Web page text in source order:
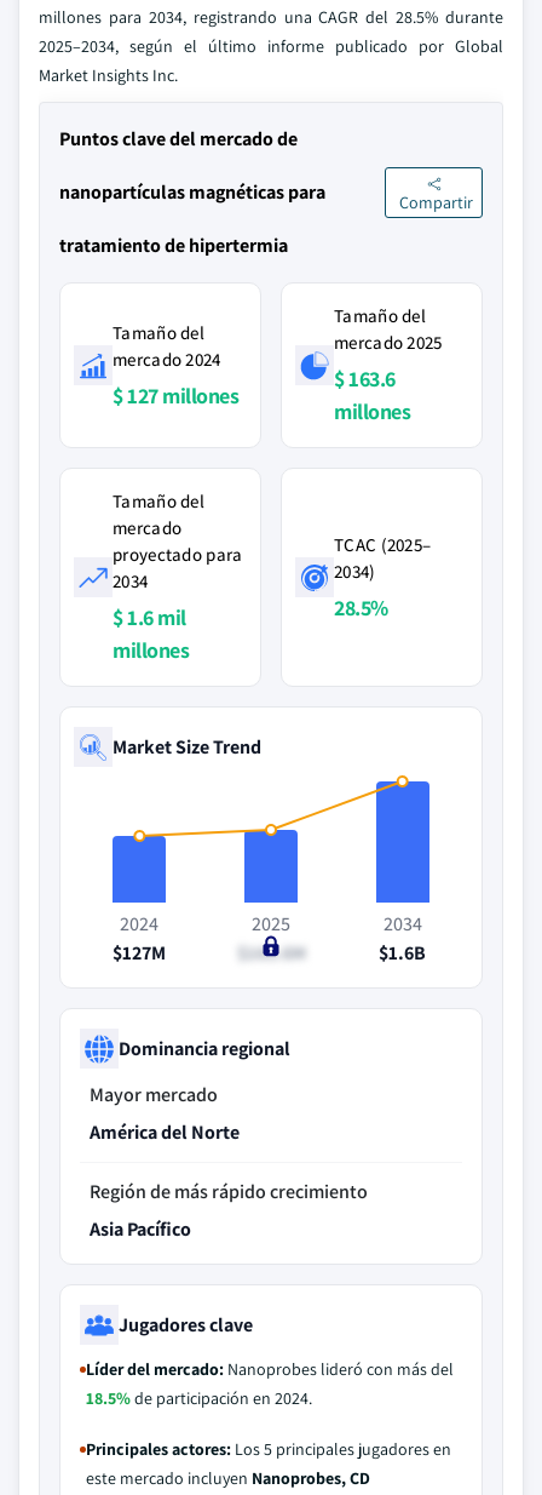
millones para 2034, registrando una CAGR del 28.5% durante
2025–2034, según el último informe publicado por Global
Market Insights Inc.
Puntos clave del mercado de
nanopartículas magnéticas para
tratamiento de hipertermia
Compartir
Tamaño del
mercado 2024
$ 127 millones
Tamaño del
mercado 2025
$ 163.6
millones
Tamaño del
mercado
proyectado para
2034
$ 1.6 mil
millones
TCAC (2025–
2034)
28.5%
Market Size Trend
2024
$127M
2025
$163.6M
2034
$1.6B
Dominancia regional
Mayor mercado
América del Norte
Región de más rápido crecimiento
Asia Pacífico
Jugadores clave
Líder del mercado: Nanoprobes lideró con más del
18.5%de participación en 2024.
Principales actores: Los 5 principales jugadores en
este mercado incluyen Nanoprobes, CD